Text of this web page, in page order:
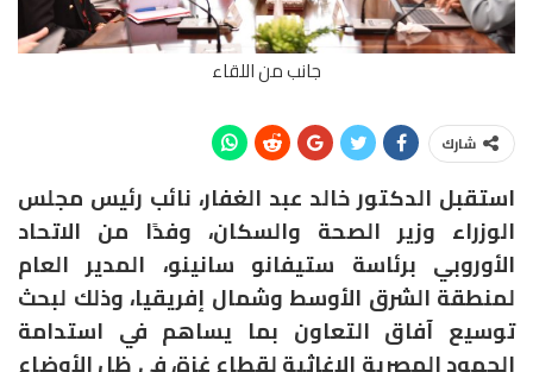
جانب من اللقاء
شارك
استقبل الدكتور خالد عبد الغفار، نائب رئيس مجلس
الوزراء وزير الصحة والسكان، وفدًا من الاتحاد
الأوروبي برئاسة ستيفانو سانينو، المدير العام
لمنطقة الشرق الأوسط وشمال إفريقيا، وذلك لبحث
توسيع آفاق التعاون بما يساهم في استدامة
الجهود المصرية الإغاثية لقطاع غزة، في ظل الأوضاع